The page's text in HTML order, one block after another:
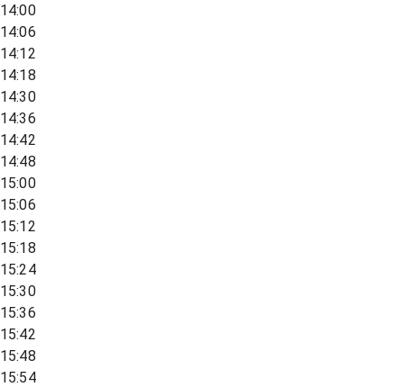
14:00
14:06
14:12
14:18
14:30
14:36
14:42
14:48
15:00
15:06
15:12
15:18
15:24
15:30
15:36
15:42
15:48
15:54